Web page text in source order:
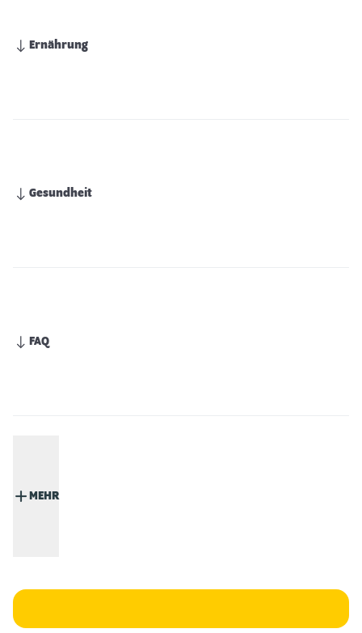
Ernährung
Gesundheit
FAQ
MEHR